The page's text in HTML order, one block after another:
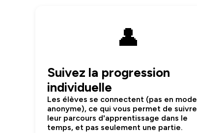
👤
Suivez la progression
individuelle
Les élèves se connectent (pas en mode
anonyme), ce qui vous permet de suivre
leur parcours d'apprentissage dans le
temps, et pas seulement une partie.